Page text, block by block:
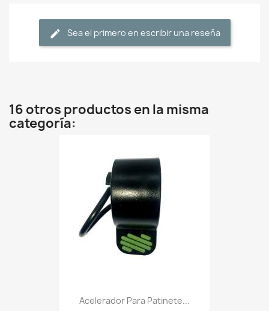
Sea el primero en escribir una reseña
16 otros productos en la misma
categoría:
Acelerador Para Patinete...